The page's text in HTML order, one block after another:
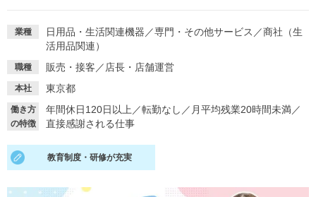
イベントを探す スカウト
就活ノウハウ・サポート
就活支援
就活ノウハウが満載！
業種 日用品・生活関連機器 ／専門・その他サービス ／商社（生
活用品関連）
職種 販売・接客 ／ 店長・店舗運営
本社 東京都
働き方
の特徴
年間休日120日以上 ／転勤なし ／ 月平均残業20時間未満／
直接感謝される仕事
教育制度・研修が充実